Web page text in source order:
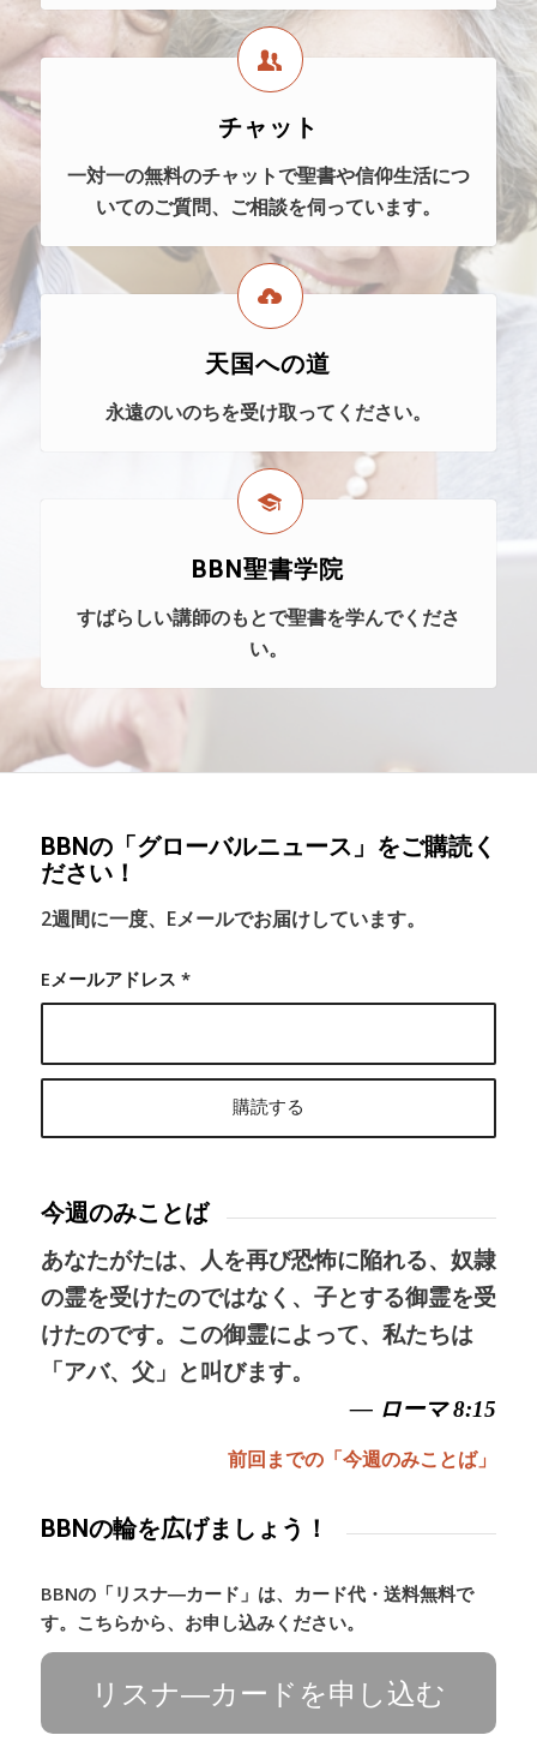
チャット
一対一の無料のチャットで聖書や信仰生活につ
いてのご質問、ご相談を伺っています。
天国への道
永遠のいのちを受け取ってください。
BBN聖書学院
すばらしい講師のもとで聖書を学んでくださ
い。
BBNの「グローバルニュース」をご購読く
ださい！
2週間に一度、Eメールでお届けしています。
Eメールアドレス *
今週のみことば
あなたがたは、人を再び恐怖に陥れる、奴隷
の霊を受けたのではなく、子とする御霊を受
けたのです。この御霊によって、私たちは
「アバ、父」と叫びます。
— ローマ 8:15
前回までの「今週のみことば」
BBNの輪を広げましょう！
BBNの「リスナ―カード」は、カード代・送料無料で
す。こちらから、お申し込みください。
リスナ―カードを申し込む